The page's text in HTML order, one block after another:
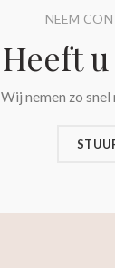
NEEM
Heeft
Wij nemen zo